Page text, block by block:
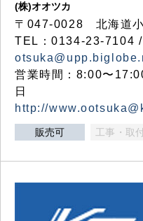
(株)オオツカ
〒047-0028 北海道
TEL：0134-23-7104
営業時間：8:00〜
日
http://
販売可 工事・取